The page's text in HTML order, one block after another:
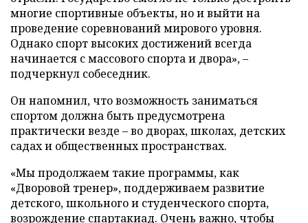
многие спортивные объекты, но и выйти на
проведение соревнований мирового уровня.
Однако спорт высоких достижений всегда
начинается с массового спорта и двора», –
подчеркнул собеседник.
Он напомнил, что возможность заниматься
спортом должна быть предусмотрена
практически везде – во дворах, школах, детских
садах и общественных пространствах.
«Мы продолжаем такие программы, как
«Дворовой тренер», поддерживаем развитие
детского, школьного и студенческого спорта,
возрождение спартакиад. Очень важно, чтобы